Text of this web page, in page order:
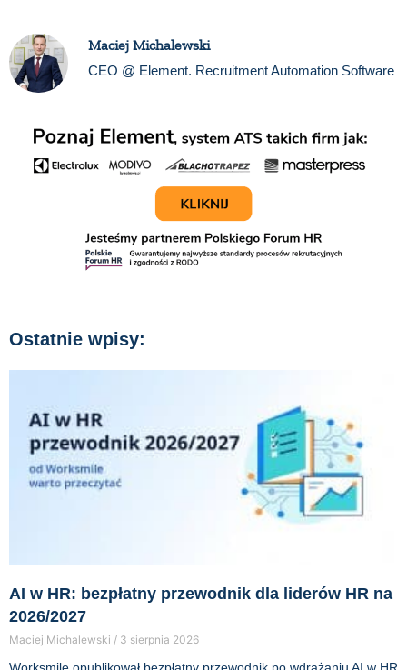
Maciej Michalewski
CEO @ Element. Recruitment Automation Software
Ostatnie wpisy:
AI w HR: bezpłatny przewodnik dla liderów HR na
2026/2027
Maciej Michalewski 3 sierpnia 2026